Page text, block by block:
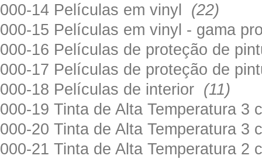
000-14 Películas em vinyl (22)
000-15 Películas em vinyl - gama
000-16 Películas de proteção de
000-17 Películas de proteção de
000-18 Películas de interior (11)
000-19 Tinta de Alta Temperatura
000-20 Tinta de Alta Temperatura
000-21 Tinta de Alta Temperatura